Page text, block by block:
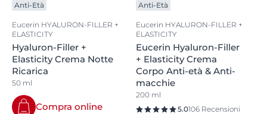
Anti-Età
Eucerin HYALURON-FILLER +
ELASTICITY
Hyaluron-Filler +
Elasticity Crema Notte
Ricarica
50 ml
Compra online
Anti-Età
Eucerin HYALURON-FILLER +
ELASTICITY
Eucerin Hyaluron-Filler
+ Elasticity Crema
Corpo Anti-età & Anti-
macchie
200 ml
5.0106 Recensioni